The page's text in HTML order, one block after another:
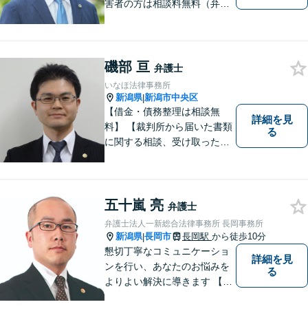
害者の方は相談料無料（弁護
無料】
磯部 亘 弁護士
いなほ法律事務所
新潟県|新潟市中央区
【借金・債務整理は相談無
料】 【裁判所から届いた書類
に関する相談、受け取った督
ーな対応を心がけておりま
す。相談先をお探しの方もお
気軽にご相談ください。
詳細を見
る
五十嵐 亮 弁護士
弁護士法人一新総合法律事務所 長岡事務所
新潟県|長岡市 長岡駅 から徒歩10分
懇切丁寧なコミュニケーショ
ンを行い、あなたのお悩みを
よりよい解決に導きます 【交
詳細を見
る